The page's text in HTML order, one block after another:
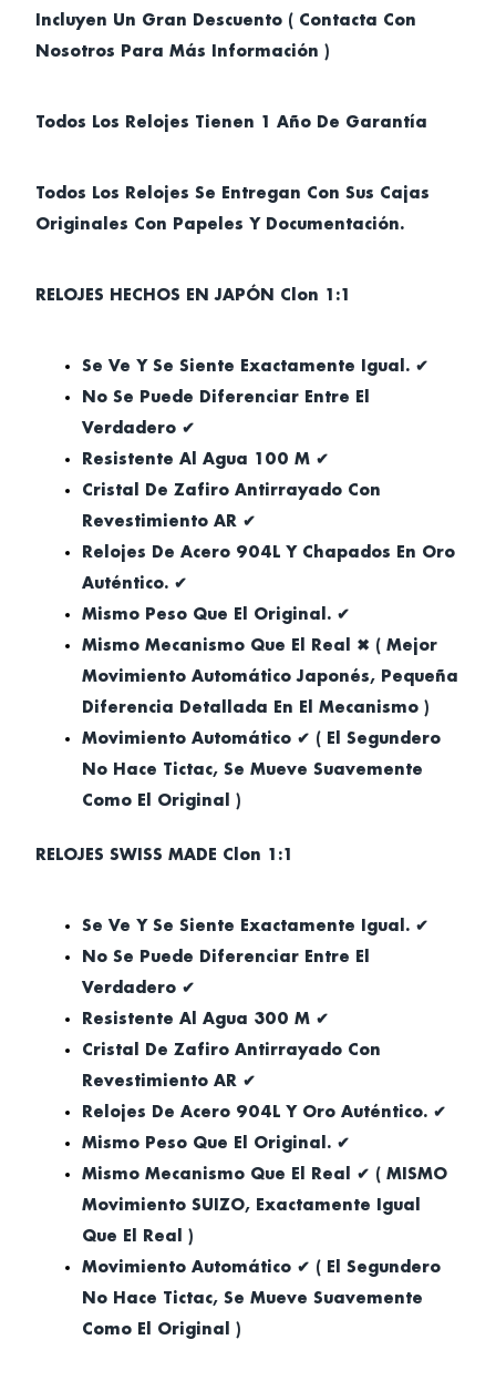
Incluyen Un Gran Descuento ( Contacta Con
Nosotros Para Más Información )
Todos Los Relojes Tienen 1 Año De Garantía
Todos Los Relojes Se Entregan Con Sus Cajas
Originales Con Papeles Y Documentación.
RELOJES HECHOS EN JAPÓN Clon 1:1
Se Ve Y Se Siente Exactamente Igual. ✔
No Se Puede Diferenciar Entre El
Verdadero ✔
Resistente Al Agua 100 M ✔
Cristal De Zafiro Antirrayado Con
Revestimiento AR ✔
Relojes De Acero 904L Y Chapados En Oro
Auténtico. ✔
Mismo Peso Que El Original. ✔
Mismo Mecanismo Que El Real ✖ ( Mejor
Movimiento Automático Japonés, Pequeña
Diferencia Detallada En El Mecanismo )
Movimiento Automático ✔ ( El Segundero
No Hace Tictac, Se Mueve Suavemente
Como El Original )
RELOJES SWISS MADE Clon 1:1
Se Ve Y Se Siente Exactamente Igual. ✔
No Se Puede Diferenciar Entre El
Verdadero ✔
Resistente Al Agua 300 M ✔
Cristal De Zafiro Antirrayado Con
Revestimiento AR ✔
Relojes De Acero 904L Y Oro Auténtico. ✔
Mismo Peso Que El Original. ✔
Mismo Mecanismo Que El Real ✔ ( MISMO
Movimiento SUIZO, Exactamente Igual
Que El Real )
Movimiento Automático ✔ ( El Segundero
No Hace Tictac, Se Mueve Suavemente
Como El Original )